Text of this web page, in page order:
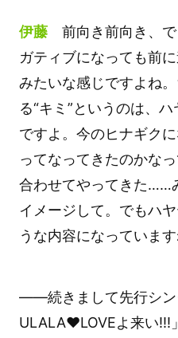
伊藤前向き前向き、で
ガティブになっても前
みたいな感じですよね
る“キミ”というのは、
ですよ。今のヒナギク
ってなってきたのかな
合わせてやってきた……
イメージして。でもハ
うな内容になっています
――続きまして先行シン
ULALA♥LOVEよ来い!!!